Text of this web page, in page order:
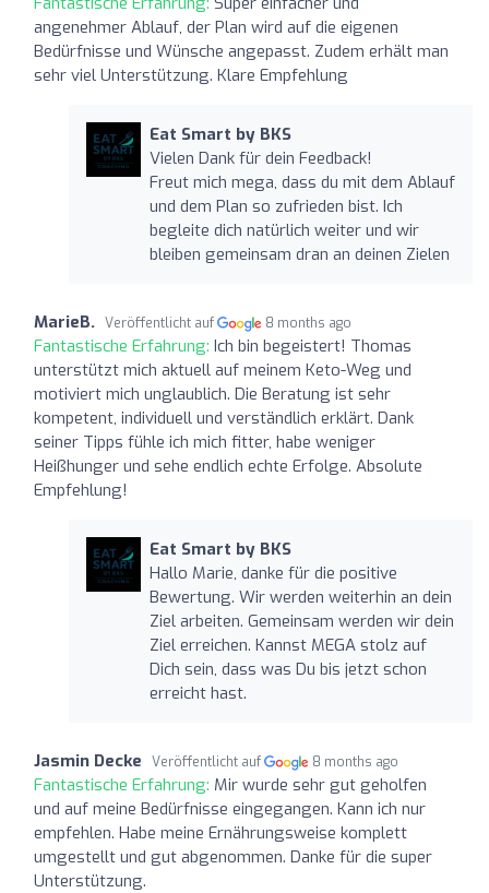
angenehmer Ablauf, der Plan wird auf die eigenen
Bedürfnisse und Wünsche angepasst. Zudem erhält man
sehr viel Unterstützung. Klare Empfehlung
Eat Smart by BKS
Vielen Dank für dein Feedback!
Freut mich mega, dass du mit dem Ablauf
und dem Plan so zufrieden bist. Ich
begleite dich natürlich weiter und wir
bleiben gemeinsam dran an deinen Zielen
MarieB. Veröffentlicht auf 8 months ago
Fantastische Erfahrung: Ich bin begeistert! Thomas
unterstützt mich aktuell auf meinem Keto-Weg und
motiviert mich unglaublich. Die Beratung ist sehr
kompetent, individuell und verständlich erklärt. Dank
seiner Tipps fühle ich mich fitter, habe weniger
Heißhunger und sehe endlich echte Erfolge. Absolute
Empfehlung!
Eat Smart by BKS
Hallo Marie, danke für die positive
Bewertung. Wir werden weiterhin an dein
Ziel arbeiten. Gemeinsam werden wir dein
Ziel erreichen. Kannst MEGA stolz auf
Dich sein, dass was Du bis jetzt schon
erreicht hast.
Jasmin Decke Veröffentlicht auf 8 months ago
Fantastische Erfahrung: Mir wurde sehr gut geholfen
und auf meine Bedürfnisse eingegangen. Kann ich nur
empfehlen. Habe meine Ernährungsweise komplett
umgestellt und gut abgenommen. Danke für die super
Unterstützung.